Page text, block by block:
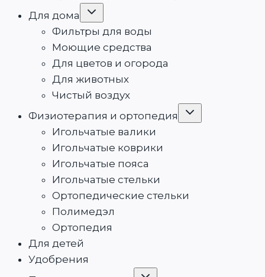
Для дома
Переключить
Фильтры для воды
Моющие средства
Для цветов и огорода
Для животных
Чистый воздух
Физиотерапия и ортопедия
Переключить
Игольчатые валики
Игольчатые коврики
Игольчатые пояса
Игольчатые стельки
Ортопедические стельки
Полимедэл
Ортопедия
Для детей
Удобрения
Переключить